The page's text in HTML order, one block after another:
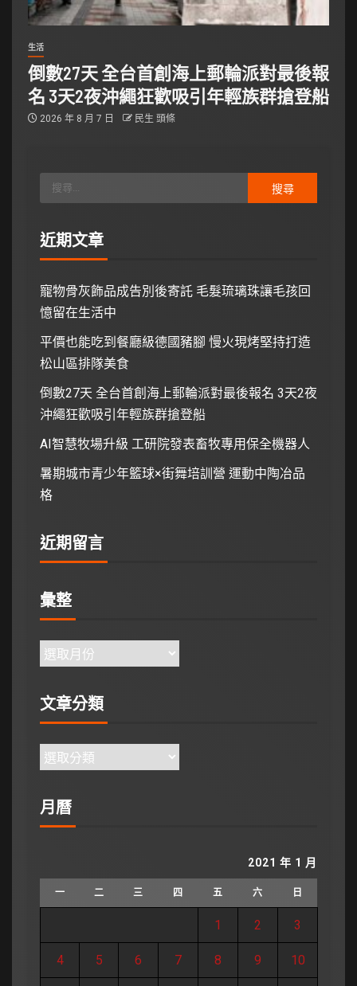
生活
倒數27天 全台首創海上郵輪派對最後報
名 3天2夜沖繩狂歡吸引年輕族群搶登船
2026 年 8 月 7 日 民生 頭條
近期文章
寵物骨灰飾品成告別後寄託 毛髮琉璃珠讓毛孩回
憶留在生活中
平價也能吃到餐廳級德國豬腳 慢火現烤堅持打造
松山區排隊美食
倒數27天 全台首創海上郵輪派對最後報名 3天2夜
沖繩狂歡吸引年輕族群搶登船
AI智慧牧場升級 工研院發表畜牧專用保全機器人
暑期城市青少年籃球×街舞培訓營 運動中陶冶品
格
近期留言
彙整
文章分類
月曆
2021 年 1 月
一 二 三 四 五 六 日
1 2 3
4 5 6 7 8 9 10